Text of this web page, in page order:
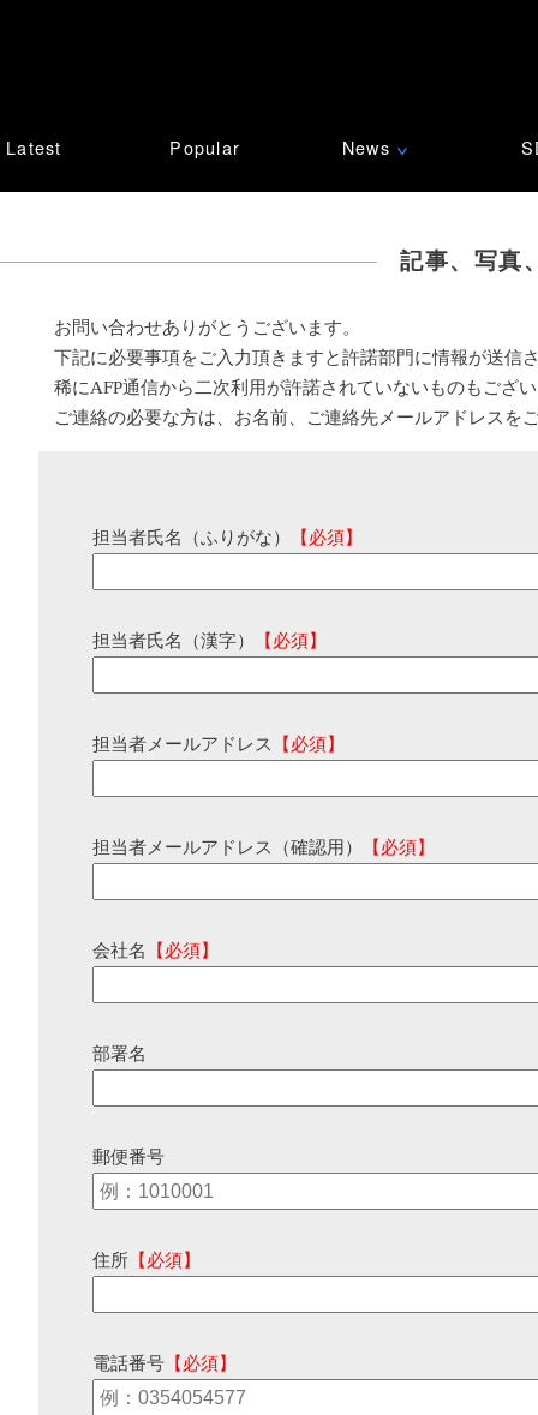
Latest Popular News ∨
記事、写真
お問い合わせありがとうございます。
下記に必要事項をご入力頂きますと許諾部門に情報が送信
稀にAFP通信から二次利用が許諾されていないものもござ
ご連絡の必要な方は、お名前、ご連絡先メールアドレスを
担当者氏名（ふりがな） 【必須】
担当者氏名（漢字） 【必須】
担当者メールアドレス 【必須】
担当者メールアドレス（確認用） 【必須】
会社名 【必須】
部署名
郵便番号
住所 【必須】
電話番号 【必須】